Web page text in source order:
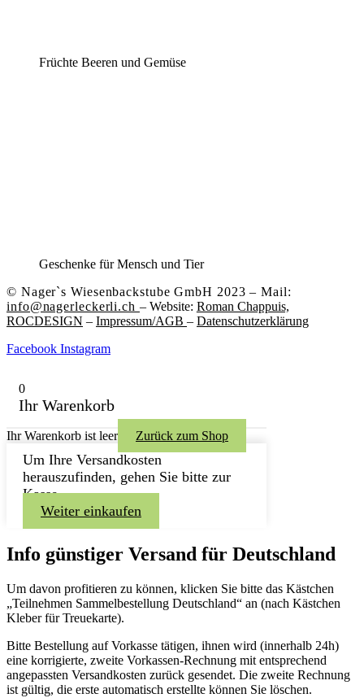
Früchte Beeren und Gemüse
Geschenke für Mensch und Tier
© Nager`s Wiesenbackstube GmbH 2023 – Mail:
info@nagerleckerli.ch – Website: Roman Chappuis,
ROCDESIGN – Impressum/AGB – Datenschutzerklärung
Facebook Instagram
0
Ihr Warenkorb
Ihr Warenkorb ist leer Zurück zum Shop
Um Ihre Versandkosten
herauszufinden, gehen Sie bitte zur
Kasse.
Weiter einkaufen
Info günstiger Versand für Deutschland
Um davon profitieren zu können, klicken Sie bitte das Kästchen
„Teilnehmen Sammelbestellung Deutschland“ an (nach Kästchen
Kleber für Treuekarte).
Bitte Bestellung auf Vorkasse tätigen, ihnen wird (innerhalb 24h)
eine korrigierte, zweite Vorkassen-Rechnung mit entsprechend
angepassten Versandkosten zurück gesendet. Die zweite Rechnung
ist gültig, die erste automatisch erstellte können Sie löschen.